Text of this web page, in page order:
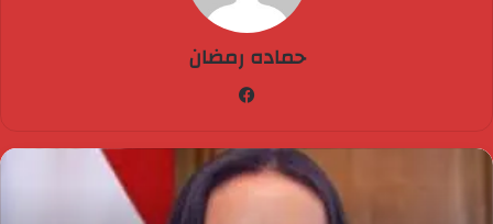
حماده رمضان